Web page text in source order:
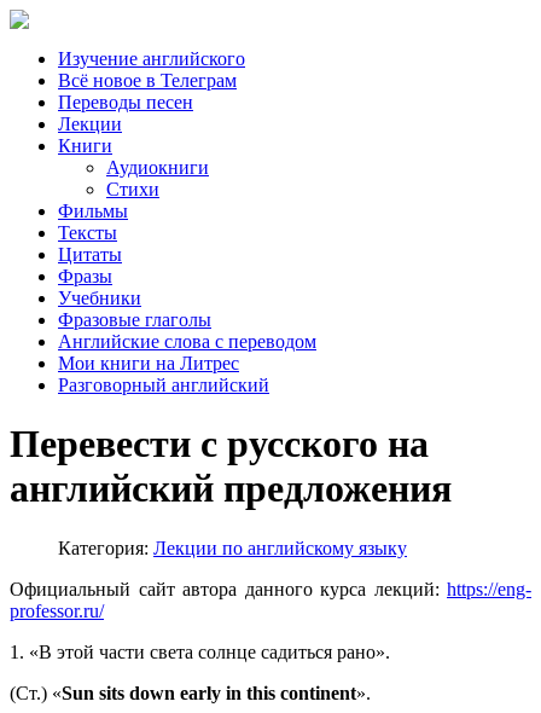
Изучение английского
Всё новое в Телеграм
Переводы песен
Лекции
Книги
Аудиокниги
Стихи
Фильмы
Тексты
Цитаты
Фразы
Учебники
Фразовые глаголы
Английские слова с переводом
Мои книги на Литрес
Разговорный английский
Перевести с русского на
английский предложения
Категория: Лекции по английскому языку
Официальный сайт автора данного курса лекций: https://eng-
professor.ru/
1. «В этой части света солнце садиться рано».
(Ст.) «Sun sits down early in this continent».